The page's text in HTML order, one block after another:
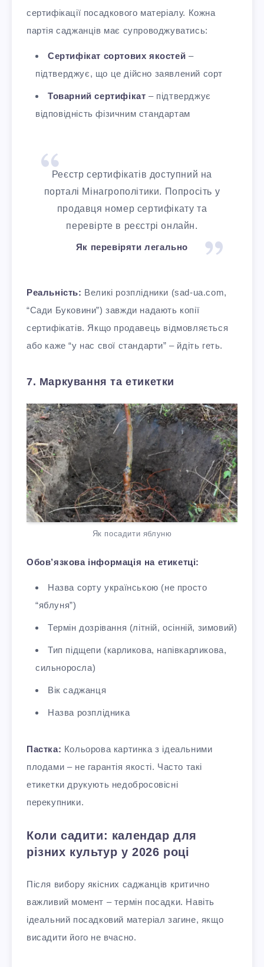
сертифікації посадкового матеріалу. Кожна
партія саджанців має супроводжуватись:​
Сертифікат сортових якостей –
підтверджує, що це дійсно заявлений сорт​
Товарний сертифікат – підтверджує
відповідність фізичним стандартам
Реєстр сертифікатів доступний на
порталі Мінагрополітики. Попросіть у
продавця номер сертифікату та
перевірте в реєстрі онлайн.
Як перевіряти легально
Реальність: Великі розплідники (sad-ua.com,
“Сади Буковини”) завжди надають копії
сертифікатів. Якщо продавець відмовляється
або каже “у нас свої стандарти” – йдіть геть.​
7. Маркування та етикетки
Як посадити яблуню
Обов’язкова інформація на етикетці:
Назва сорту українською (не просто
“яблуня”)
Термін дозрівання (літній, осінній, зимовий)
Тип підщепи (карликова, напівкарликова,
сильноросла)
Вік саджанця
Назва розплідника
Пастка: Кольорова картинка з ідеальними
плодами – не гарантія якості. Часто такі
етикетки друкують недобросовісні
перекупники.
Коли садити: календар для
різних культур у 2026 році
Після вибору якісних саджанців критично
важливий момент – термін посадки. Навіть
ідеальний посадковий матеріал загине, якщо
висадити його не вчасно.​